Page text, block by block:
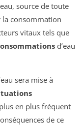
source de toute
la consommation
vitaux tels que
d’eau
sera mise à
en plus fréquent
de ce